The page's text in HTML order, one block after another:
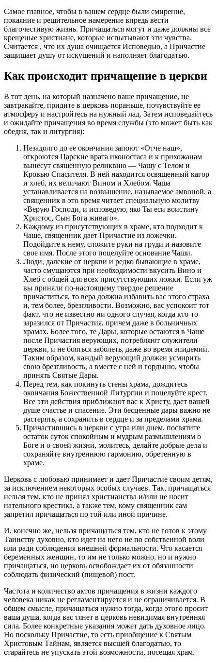
Самое главное, чтобы в вашем сердце были смирение,
покаяние и решительное намерение впредь вести
благочестивую жизнь. Причащаться могут и даже должны все
крещеные христиане, которые испытывают эти чувства.
Считается , что их душа очищается Исповедью, а Причастие
защищает душу от искушений и наполняет благодатью.
Как происходит причащение в церкви
В тот день, на который назначено ваше причащение, не
завтракайте, придите в церковь пораньше, почувствуйте ее
атмосферу и настройтесь на нужный лад. Затем исповедайтесь
и ожидайте причащения во время службы (это может быть как
обедня, так и литургия):
Незадолго до ее окончания запоют «Отче наш»,
откроются Царские врата иконостаса и к прихожанам
вынесут священную реликвию — Чашу с Телом и
Кровью Спасителя. В ней находится освященный кагор
и хлеб, их величают Вином и Хлебом. Чаша
устанавливается на возвышение, называемое амвоной, а
священник в это время читает специальную молитву
«Верую Господи, и исповедую, яко Ты еси воистину
Христос, Сын Бога живаго».
Каждому из присутствующих в храме, кто подходит к
Чаше, священник дает Причастие из ложечки.
Подойдите к нему, сложите руки на груди и назовите
свое имя. После этого поцелуйте основание Чаши.
Люди, далекие от церкви и редко бывающие в храме,
часто смущаются при необходимости вкусить Вино и
Хлеб с общей для всех присутствующих ложки. Если уж
вы приняли по-настоящему твердое решение
причаститься, то вера должна избавить вас этого страха
и, тем более, брезгливости. Возможно, вас успокоит тот
факт, что не известно ни одного случая, когда кто-то
заразился от Причастия, причем даже в больничных
храмах. Более того, те Дары, которые остаются в Чаше
после Причастия верующих, потребляют служители
церкви, и не бояться заболеть, даже во время эпидемий.
Таким образом, каждый верующий должен усмирить
свою брезгливость, а вместе с ней и гордыню, чтобы
принять Святые Дары.
Перед тем, как покинуть стены храма, дождитесь
окончания Божественной Литургии и поцелуйте крест.
Все эти действия приближают вас к Христу, дает вашей
душе счастье и спасение. Эти бесценные дары важно не
растерять, а сохранить в сердце и за пределами храма.
Причастившись в церкви с утра или днем, посвятите
остаток суток спокойным и мудрым размышлениям о
Боге и о своей жизни, молитесь, делайте добрые дела и
сохраняйте внутреннюю гармонию, обретенную в
храме.
Церковь с любовью принимает и дает Причастие своим детям,
за исключением некоторых особых случаев. Так, причащаться
нельзя тем, кто не принял христианства и/или не носит
нательного крестика, а также тем, кому священник сам
запретил причащаться по той или иной причине.
И, конечно же, нельзя причащаться тем, кто не готов к этому
Таинству духовно, кто идет на него не по собственной воли
или ради соблюдения внешней формальности. Что касается
беременных женщин, то им не только можно, но и нужно
причащаться, но церковь освобождает их от обязанности
соблюдать физический (пищевой) пост.
Частота и количество актов причащения в жизни каждого
человека никак не регламентируется и не ограничивается. В
общем смысле, причащаться нужно тогда, когда этого просит
ваша душа, когда вас тянет в церковь невидимая внутренняя
сила. Более конкретные указания может дать духовное лицо.
Но поскольку Причастие, то есть приобщение к Святым
Христовым Тайнам, является высшей благодатью, то
старайтесь не упускать этой возможности, посещая храм.